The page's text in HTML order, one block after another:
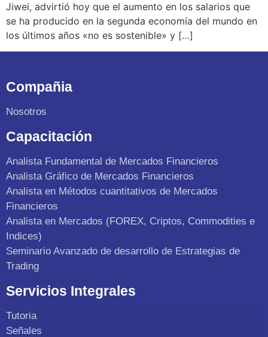
Jiwei, advirtió hoy que el aumento en los salarios que
se ha producido en la segunda economía del mundo en
los últimos años «no es sostenible» y […]
Compañia
Nosotros
Capacitación
Analista Fundamental de Mercados Financieros
Analista Gráfico de Mercados Financieros
Analista en Métodos cuantitativos de Mercados
Financieros
Analista en Mercados (FOREX, Criptos, Commodities e
Indices)
Seminario Avanzado de desarrollo de Estrategias de
Trading
Servicios Integrales
Tutoria
Señales